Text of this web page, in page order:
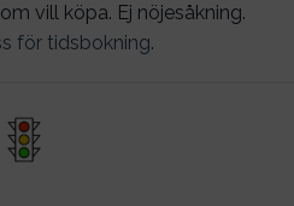
vill köpa. Ej nöjesåkning.
för tidsbokning.